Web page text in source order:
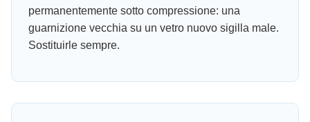
permanentemente sotto compressione: una
guarnizione vecchia su un vetro nuovo sigilla male.
Sostituirle sempre.